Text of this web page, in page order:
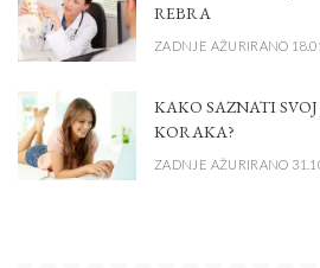
REBRA
ZADNJE AŽURIRANO
KAKO SAZNATI
KORAKA?
ZADNJE AŽURIRANO